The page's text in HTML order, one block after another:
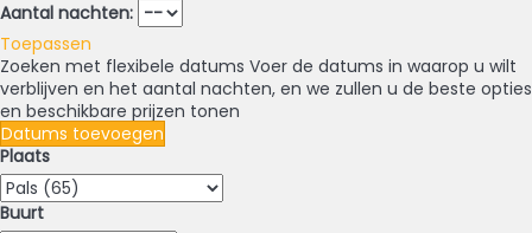
Aantal nachten:
Toepassen
Zoeken met flexibele datums Voer de datums in waarop u wilt
verblijven en het aantal nachten, en we zullen u de beste opties
en beschikbare prijzen tonen
Datums toevoegen
Plaats
Buurt